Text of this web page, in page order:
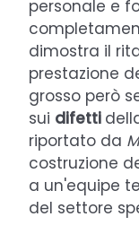
personale e
dimostra il
prestazione
grosso però
sui difetti
riportato da
costruzione
a un'equipe
del settore